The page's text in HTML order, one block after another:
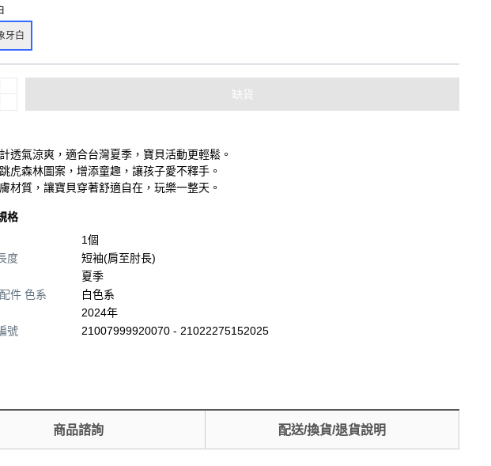
牙白
缺貨
透氣涼爽，適合台灣夏季，寶貝活動更輕鬆。
虎森林圖案，增添童趣，讓孩子愛不釋手。
材質，讓寶貝穿著舒適自在，玩樂一整天。
格
1個
度
短袖(肩至肘長)
夏季
件 色系
白色系
2024年
號
21007999920070 - 21022275152025
商品諮詢 配送/換貨/退貨說明